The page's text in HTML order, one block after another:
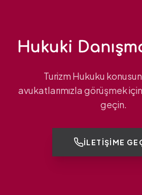
Hukuki
Turizm Hukuku
avukatlarımızla görüşmek
geçin.
İLETIŞIME